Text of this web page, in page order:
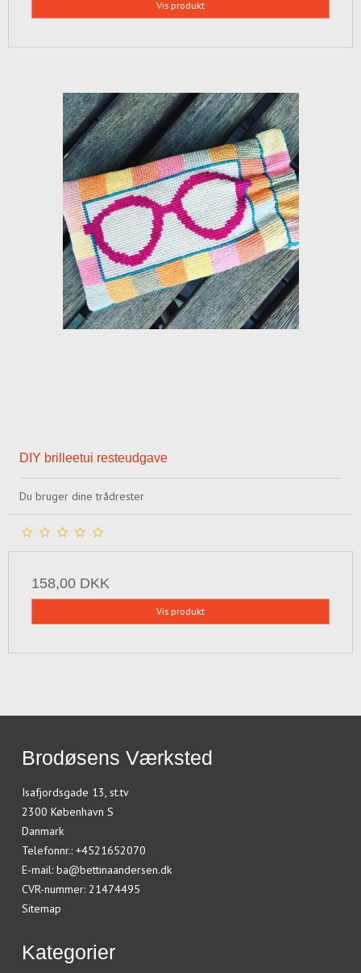
Vis produkt
DIY brilleetui resteudgave
Du bruger dine trådrester
158,00 DKK
Vis produkt
Brodøsens Værksted
Isafjordsgade 13, st.tv
2300 København S
Danmark
Telefonnr.: +4521652070
E-mail: ba@bettinaandersen.dk
CVR-nummer: 21474495
Sitemap
Kategorier